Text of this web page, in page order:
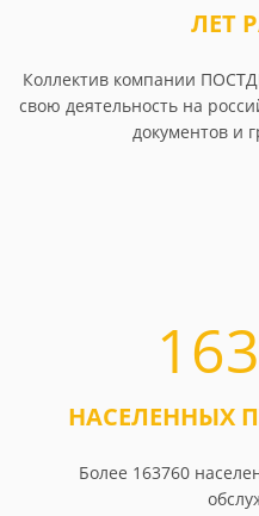
ЛЕТ
Коллектив компании
свою деятельность на
документов и
НАСЕЛЕННЫХ
Более 163760